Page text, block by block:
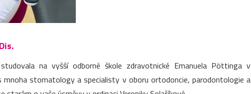
na vyšší odborné škole zdravotnické Emanuela Pöttinga v
mnoha stomatology a specialisty v oboru ortodoncie, parodontologie a